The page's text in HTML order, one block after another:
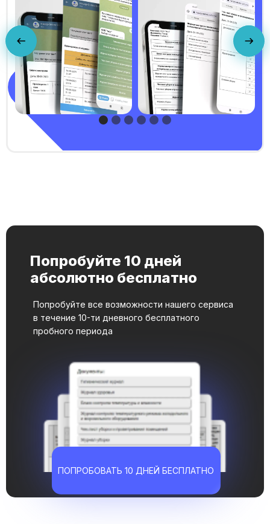
Попробуйте 10 дней
абсолютно бесплатно
Попробуйте все возможности нашего сервиса
в течение 10-ти дневного бесплатного
пробного периода
ПОПРОБОВАТЬ 10 ДНЕЙ БЕСПЛАТНО